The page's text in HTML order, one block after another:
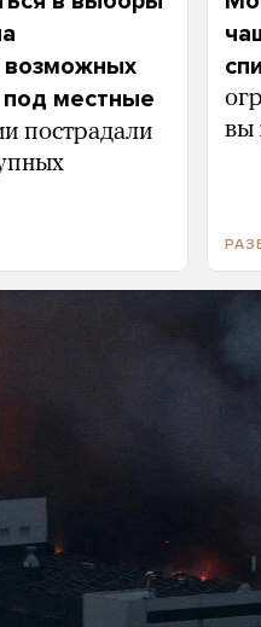
возможных
под местные
пострадали
вы